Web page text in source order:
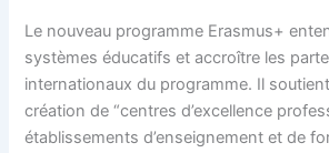
Le nouveau programme Erasmus+
systèmes éducatifs et accroître les
internationaux du programme. Il
création de “centres d’excellence
établissements d’enseignement et de